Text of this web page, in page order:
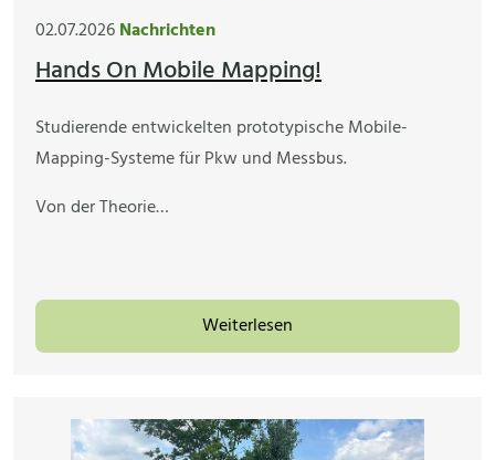
02.07.2026Nachrichten
Hands On Mobile Mapping!
Studierende entwickelten prototypische Mobile-
Mapping-Systeme für Pkw und Messbus.
Von der Theorie…
Weiterlesen